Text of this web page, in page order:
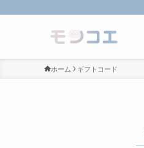
ホーム ギフトコード